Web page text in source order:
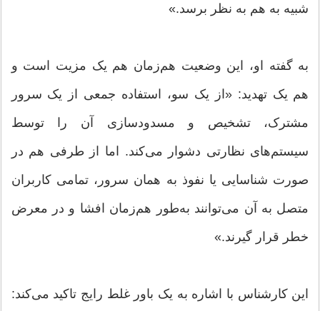
شبیه به هم به نظر برسد.»
به گفته او، این وضعیت هم‌زمان هم یک مزیت است و
هم یک تهدید: «از یک‌ سو، استفاده جمعی از یک سرور
مشترک، تشخیص و مسدودسازی آن را توسط
سیستم‌های نظارتی دشوار می‌کند. اما از طرفی هم در
صورت شناسایی یا نفوذ به همان سرور، تمامی کاربران
متصل به آن می‌توانند به‌طور هم‌زمان افشا و در معرض
خطر قرار گیرند.»
این کارشناس با اشاره به یک باور غلط رایج تاکید می‌کند: